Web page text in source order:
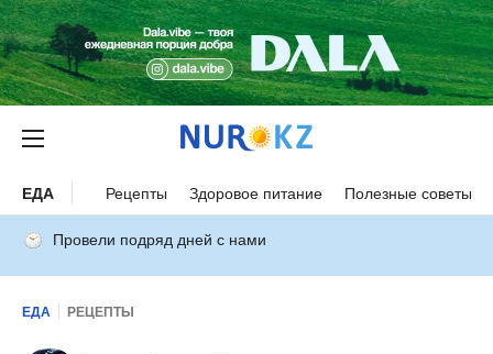
ЕДА Рецепты Здоровое питание Полезные советы
Провели подряд дней с нами
ЕДА РЕЦЕПТЫ